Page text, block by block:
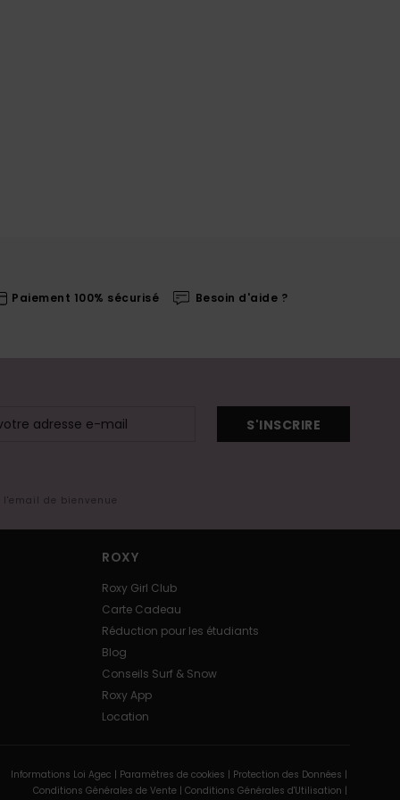
Paiement 100% sécurisé Besoin d'aide ?
S'INSCRIRE
de bienvenue
ROXY
Roxy Girl Club
Carte Cadeau
Réduction pour les étudiants
Blog
Conseils Surf & Snow
Roxy App
Location
Informations Loi Agec | Paramètres de cookies | Protection des Données |
Conditions Générales de Vente | Conditions Générales d'Utilisation |